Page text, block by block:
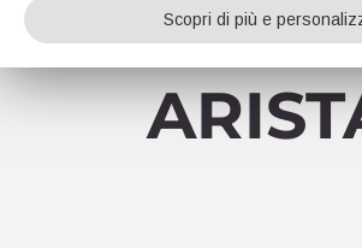
Scopri di più e